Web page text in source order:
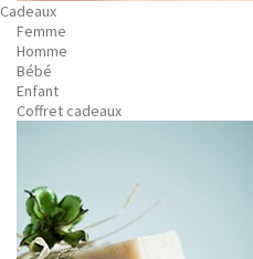
Cadeaux
Femme
Homme
Bébé
Enfant
Coffret cadeaux